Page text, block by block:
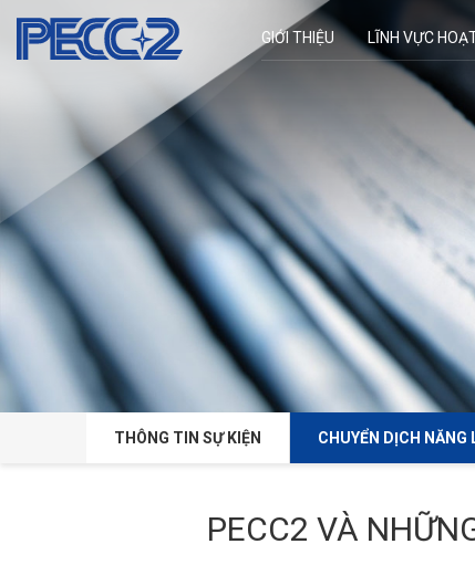
GIỚI THIỆU LĨNH VỰC
THÔNG TIN SỰ KIỆN CHUYỂN DỊCH NĂNG
PECC2 VÀ